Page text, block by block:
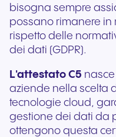
bisogna sempre
possano rimanere in
rispetto delle
dei dati (GDPR).
L'attestato C5
aziende nella scelta
tecnologie cloud,
gestione dei dati da
ottengono questa